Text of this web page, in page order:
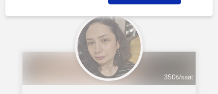
350₺/saat